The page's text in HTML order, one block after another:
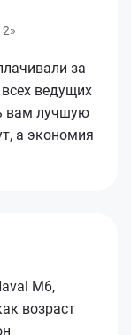
за
ведущих
вам лучшую
а экономия
M6,
возраст